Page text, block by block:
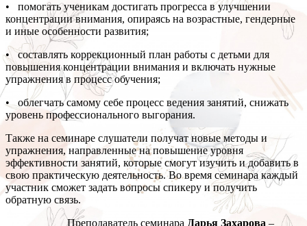
• помогать ученикам достигать прогресса в улучшении
концентрации внимания, опираясь на возрастные, гендерные
и иные особенности развития;
• составлять коррекционный план работы с детьми для
повышения концентрации внимания и включать нужные
упражнения в процесс обучения;
• облегчать самому себе процесс ведения занятий, снижать
уровень профессионального выгорания.
Также на семинаре слушатели получат новые методы и
упражнения, направленные на повышение уровня
эффективности занятий, которые смогут изучить и добавить в
свою практическую деятельность. Во время семинара каждый
участник сможет задать вопросы спикеру и получить
обратную связь.
Преподаватель семинара Дарья Захарова –